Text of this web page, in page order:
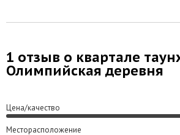
1 отзыв о квартале
Олимпийская деревня
Цена/качество
Месторасположение